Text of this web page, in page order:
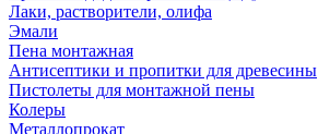
Лаки, растворители, олифа
Эмали
Пена монтажная
Антисептики и пропитки для древесины
Пистолеты для монтажной пены
Колеры
Металлопрокат